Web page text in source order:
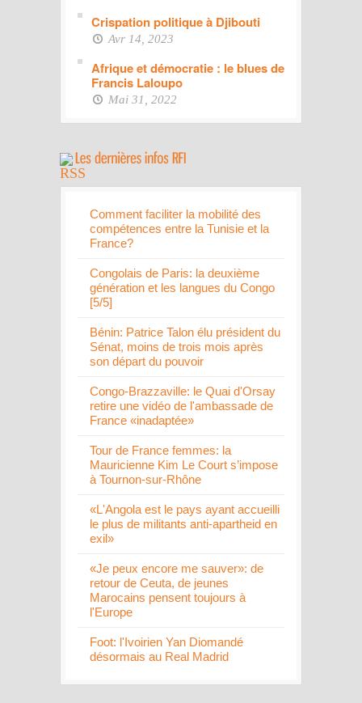
Crispation politique à Djibouti
Avr 14, 2023
Afrique et démocratie : le blues de
Francis Laloupo
Mai 31, 2022
Comment faciliter la mobilité des
compétences entre la Tunisie et la
France?
Congolais de Paris: la deuxième
génération et les langues du Congo
[5/5]
Bénin: Patrice Talon élu président du
Sénat, moins de trois mois après
son départ du pouvoir
Congo-Brazzaville: le Quai d'Orsay
retire une vidéo de l'ambassade de
France «inadaptée»
Tour de France femmes: la
Mauricienne Kim Le Court s’impose
à Tournon-sur-Rhône
«L'Angola est le pays ayant accueilli
le plus de militants anti-apartheid en
exil»
«Je peux encore me sauver»: de
retour de Ceuta, de jeunes
Marocains pensent toujours à
l'Europe
Foot: l'Ivoirien Yan Diomandé
désormais au Real Madrid